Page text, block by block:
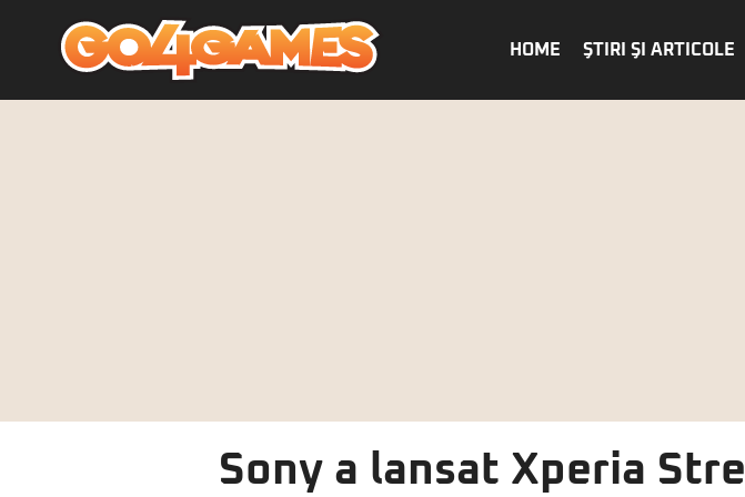
HOME ŞTIRI ŞI ARTICOLE
Sony a lansat Xperia